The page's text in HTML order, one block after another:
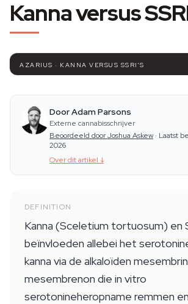
Kanna versus
AZARIUS · KANNA VERSUS SSRI'S
Door Adam Parsons
Externe cannabisschrijver
Beoordeeld door Joshua Askew · Laatst
2026
Over dit artikel ↓
DEFINITION
Kanna (Sceletium tortuosum) en
beïnvloeden allebei het
kanna via de alkaloïden
mesembrenon die in vitro
serotonineheropname remmen